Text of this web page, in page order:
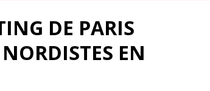
DE PARIS
EN